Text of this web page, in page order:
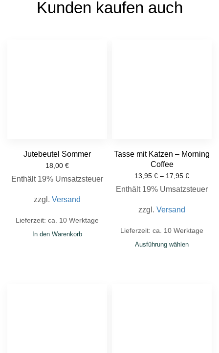
Kunden kaufen auch
Jutebeutel Sommer
18,00 €
Enthält 19% Umsatzsteuer
zzgl. Versand
Lieferzeit: ca. 10 Werktage
In den Warenkorb
Tasse mit Katzen – Morning
Coffee
13,95 € – 17,95 €
Enthält 19% Umsatzsteuer
zzgl. Versand
Lieferzeit: ca. 10 Werktage
Ausführung wählen